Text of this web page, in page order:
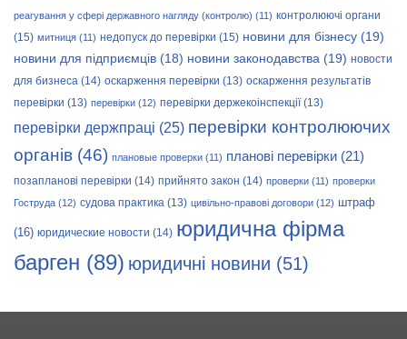
реагування у сфері державного нагляду (контролю) (11) контролюючі органи
(15) митниця (11) недопуск до перевірки (15) новини для бізнесу (19)
новини для підприємців (18) новини законодавства (19) новости
для бизнеса (14) оскарження перевірки (13) оскарження результатів
перевірки (13) перевірки (12) перевірки держекоінспекції(13)
перевірки держпраці (25) перевірки контролюючих
органів (46) плановые проверки (11) планові перевірки (21)
позапланові перевірки (14) прийнято закон (14) проверки (11) проверки
Гоструда (12) судова практика (13) цивільно-правові договори (12) штраф
(16) юридические новости (14) юридична фірма
барген (89) юридичні новини (51)